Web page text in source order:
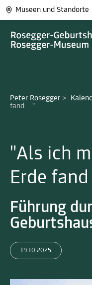
Museen und Standorte
Peter Rosegger >
fand ..."
"Als ich
Erde fand
Führung
19.10.2025